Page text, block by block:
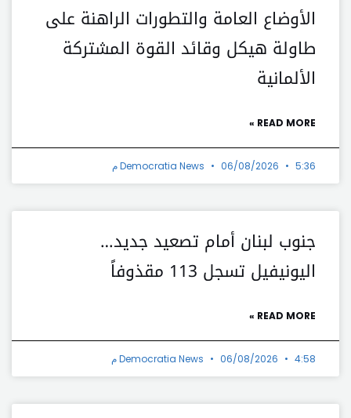
الأوضاع العامة والتطورات الراهنة على
طاولة هيكل وقائد القوة المشتركة
الألمانية
READ MORE »
Democratia News 06/08/2026 5:36 م
جنوب لبنان أمام تصعيد جديد…
اليونيفيل تسجل 113 مقذوفاً
READ MORE »
Democratia News 06/08/2026 4:58 م